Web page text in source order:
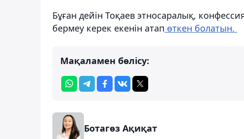
Бұған дейін Тоқаев этносаралық,
бермеу керек екенін атап өткен болатын.
Мақаламен бөлісу:
Ботагөз Ақиқат